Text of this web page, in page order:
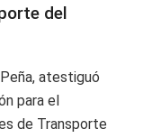
del
atestiguó
para el
de Transporte